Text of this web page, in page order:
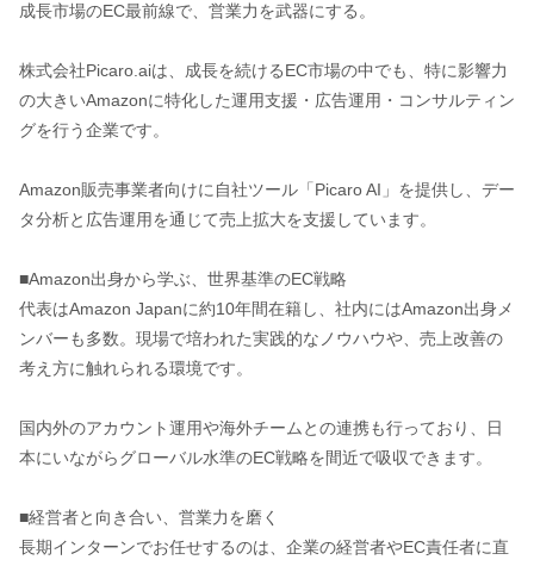
成長市場のEC最前線で、営業力を武器にする。
株式会社Picaro.aiは、成長を続けるEC市場の中でも、特に影響力
の大きいAmazonに特化した運用支援・広告運用・コンサルティン
グを行う企業です。
Amazon販売事業者向けに自社ツール「Picaro AI」を提供し、デー
タ分析と広告運用を通じて売上拡大を支援しています。
■Amazon出身から学ぶ、世界基準のEC戦略
代表はAmazon Japanに約10年間在籍し、社内にはAmazon出身メ
ンバーも多数。現場で培われた実践的なノウハウや、売上改善の
考え方に触れられる環境です。
国内外のアカウント運用や海外チームとの連携も行っており、日
本にいながらグローバル水準のEC戦略を間近で吸収できます。
■経営者と向き合い、営業力を磨く
長期インターンでお任せするのは、企業の経営者やEC責任者に直